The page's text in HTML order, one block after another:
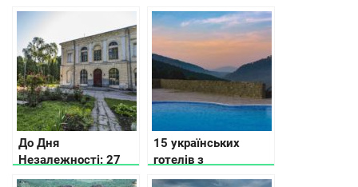
місцевий!
знятих
подорожуючим
американцем
До Дня
Незалежності: 27
маловідомих перлин
15 українських
готелів з
приголомшливим